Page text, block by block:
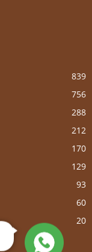
839
756
288
212
170
129
93
60
20